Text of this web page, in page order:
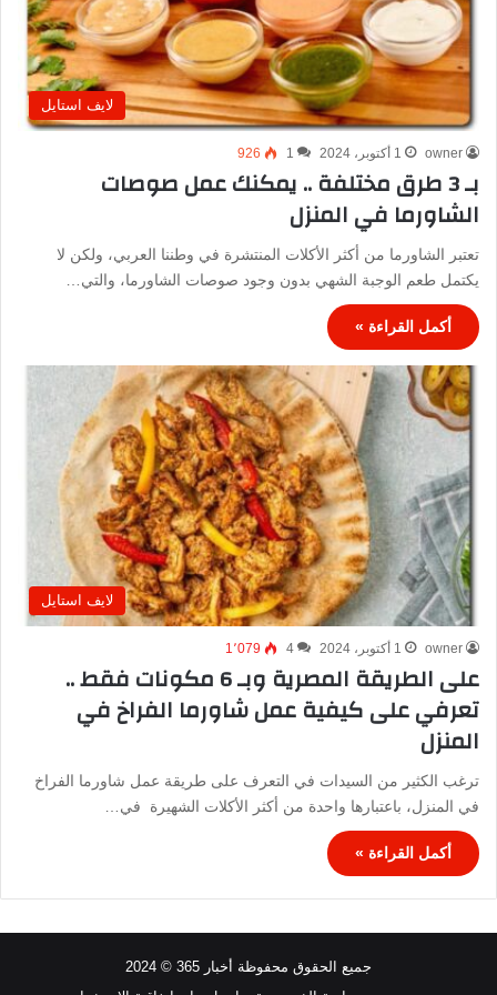
لايف استايل
owner 1 أكتوبر، 2024 1
926
بـ 3 طرق مختلفة .. يمكنك عمل صوصات
الشاورما في المنزل
تعتبر الشاورما من أكثر الأكلات المنتشرة في وطننا العربي، ولكن لا
يكتمل طعم الوجبة الشهي بدون وجود صوصات الشاورما، والتي…
أكمل القراءة »
لايف استايل
owner 1 أكتوبر، 2024 4 1٬079
على الطريقة المصرية وبـ 6 مكونات فقط ..
تعرفي على كيفية عمل شاورما الفراخ في
المنزل
ترغب الكثير من السيدات في التعرف على طريقة عمل شاورما الفراخ
في المنزل، باعتبارها واحدة من أكثر الأكلات الشهيرة في…
أكمل القراءة »
جميع الحقوق محفوظة أخبار 365 © 2024